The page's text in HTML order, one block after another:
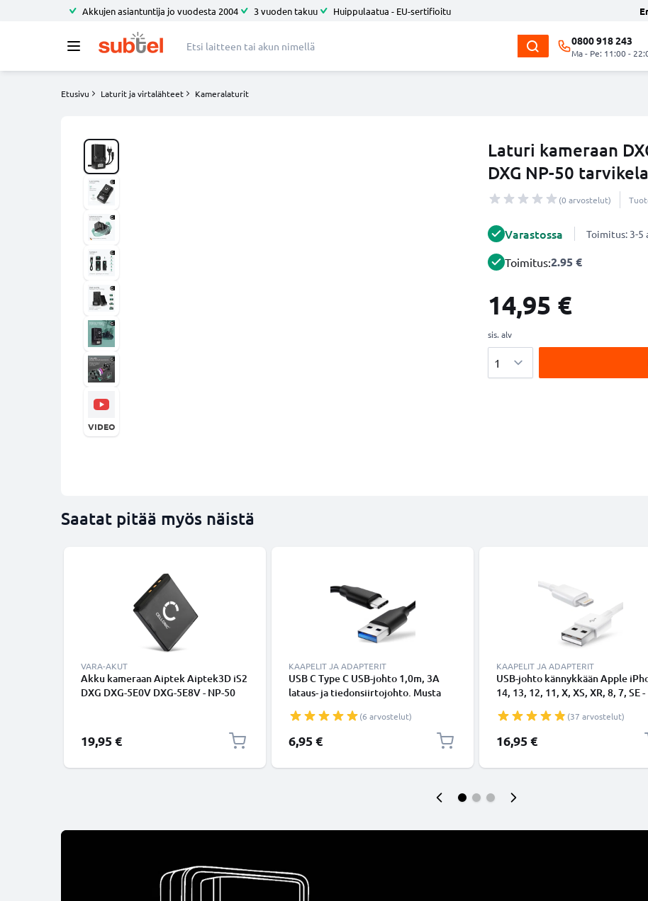
Akkujen asiantuntija jo vuodesta 2004 3 vuoden takuu Huippulaatua - EU-sertifioitu
0800 918 243
Ma - Pe: 11:00 -
Etusivu Laturit ja virtalähteet Kameralaturit
Laturi kameraan
DXG NP-50
(0 arvostelut)
VIDEO
Varastossa Toimitus: 3-5
Toimitus:2.95 €
14,95 €
sis. alv
Saatat pitää myös näistä
VARA-AKUT
Akku kameraan Aiptek Aiptek3D iS2
DXG DXG-5E0V DXG-5E8V - NP-50
19,95 €
KAAPELIT JA ADAPTERIT
USB C Type C USB-johto 1,0m, 3A
lataus- ja tiedonsiirtojohto. Musta
USB-kaapeli
(6 arvostelut)
6,95 €
KAAPELIT JA ADAPTERIT
USB-johto kännykkään Apple
14, 13, 12, 11, X, XS, XR, 8, 7, SE -
Valkoinen datakaapeli(37 arvostelut)
16,95 €